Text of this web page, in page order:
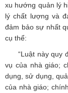
xu hướng quản lý
lý chất lượng và
đảm bảo sự nhất
cụ thể:
“Luật này quy
vụ của nhà giáo;
dụng, sử dụng,
của nhà giáo;